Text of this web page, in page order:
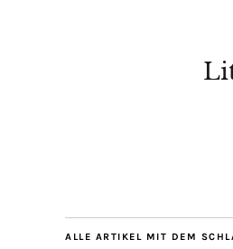
ALLE ARTIKEL MIT DEM